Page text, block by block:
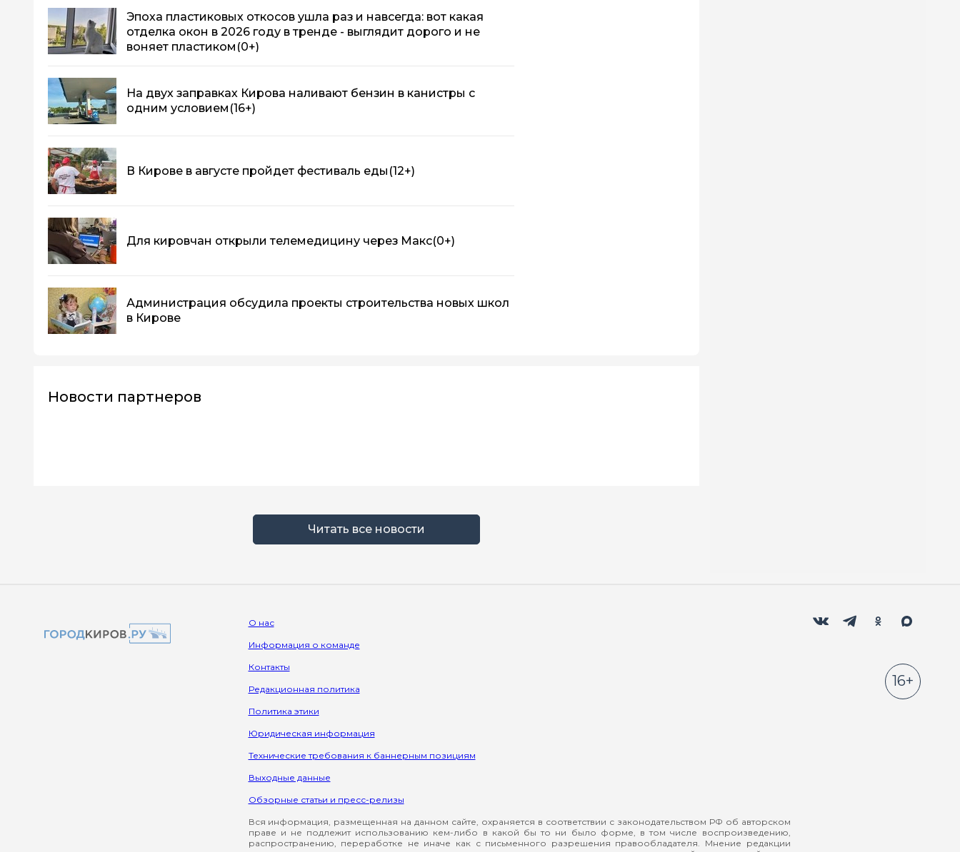
Эпоха пластиковых откосов ушла раз и навсегда: вот какая
отделка окон в 2026 году в тренде - выглядит дорого и не
воняет пластиком (0+)
На двух заправках Кирова наливают бензин в канистры с
одним условием (16+)
В Кирове в августе пройдет фестиваль еды (12+)
Для кировчан открыли телемедицину через Макс(0+)
Администрация обсудила проекты строительства новых школ
в Кирове
Новости партнеров
Читать все новости
О нас
Информация о команде
Контакты
Редакционная политика
Политика этики
Юридическая информация
Технические требования к баннерным позициям
Выходные данные
Обзорные статьи и пресс-релизы
Вся информация, размещенная на данном сайте, охраняется в соответствии с законодательством РФ об авторском
праве и не подлежит использованию кем-либо в какой бы то ни было форме, в том числе воспроизведению,
распространению, переработке не иначе как с письменного разрешения правообладателя. Мнение редакции
16+